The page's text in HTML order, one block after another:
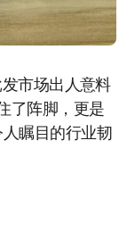
市场出人意料
了阵脚，更是
瞩目的行业韧